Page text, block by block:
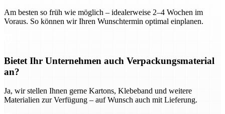
Am besten so früh wie möglich – idealerweise 2–4 Wochen im
Voraus. So können wir Ihren Wunschtermin optimal einplanen.
Bietet Ihr Unternehmen auch Verpackungsmaterial
an?
Ja, wir stellen Ihnen gerne Kartons, Klebeband und weitere
Materialien zur Verfügung – auf Wunsch auch mit Lieferung.